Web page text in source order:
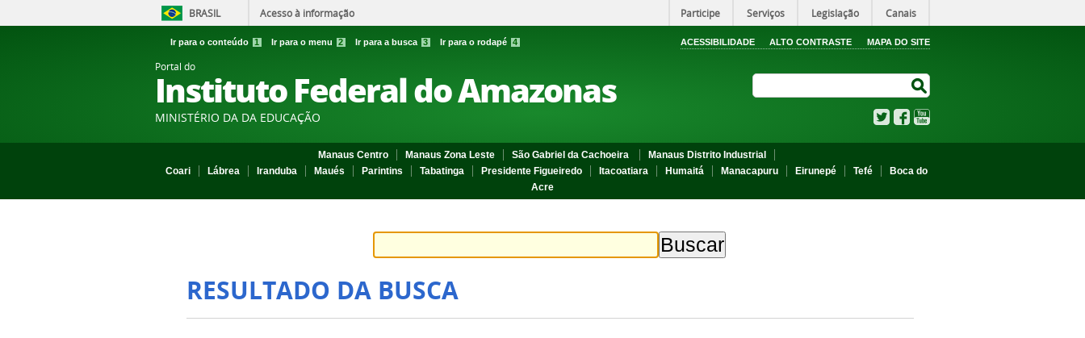
BRASIL Acesso à informação Participe Serviços Legislação Canais
Ir para o conteúdo 1 Ir para o menu 2 Ir para a busca 3 Ir para o rodapé 4 ACESSIBILIDADE ALTO CONTRASTE MAPA DO SITE
Portal do
Instituto Federal do Amazonas
MINISTÉRIO DA DA EDUCAÇÃO TwitterFacebook
Manaus Centro Manaus Zona Leste São Gabriel da Cachoeira
Manaus Distrito Industrial
Coari
Lábrea Iranduba Maués Parintins Tabatinga Presidente Figueiredo Itacoatiara Humaitá Manacapuru Eirunepé Tefé
Boca do
Acre
RESULTADO DA BUSCA